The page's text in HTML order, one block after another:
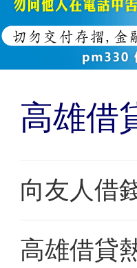
高雄借
向友人借
高雄借貸